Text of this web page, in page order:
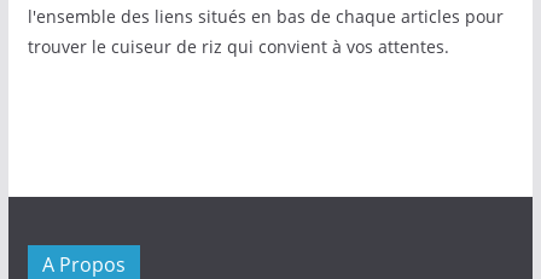
l'ensemble des liens situés en bas de chaque articles pour
trouver le cuiseur de riz qui convient à vos attentes.
A Propos